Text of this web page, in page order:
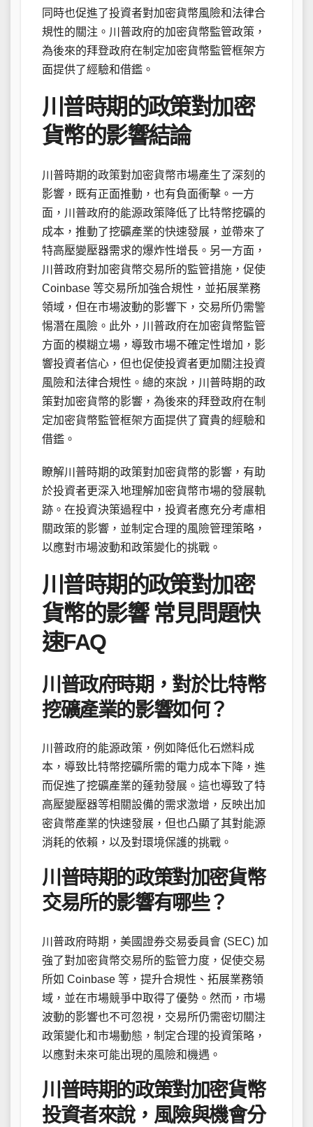
同時也促進了投資者對加密貨幣風險和法律合
規性的關注。川普政府的加密貨幣監管政策，
為後來的拜登政府在制定加密貨幣監管框架方
面提供了經驗和借鑑。
川普時期的政策對加密
貨幣的影響結論
川普時期的政策對加密貨幣市場產生了深刻的
影響，既有正面推動，也有負面衝擊。一方
面，川普政府的能源政策降低了比特幣挖礦的
成本，推動了挖礦產業的快速發展，並帶來了
特高壓變壓器需求的爆炸性增長。另一方面，
川普政府對加密貨幣交易所的監管措施，促使
Coinbase 等交易所加強合規性，並拓展業務
領域，但在市場波動的影響下，交易所仍需警
惕潛在風險。此外，川普政府在加密貨幣監管
方面的模糊立場，導致市場不確定性增加，影
響投資者信心，但也促使投資者更加關注投資
風險和法律合規性。總的來說，川普時期的政
策對加密貨幣的影響，為後來的拜登政府在制
定加密貨幣監管框架方面提供了寶貴的經驗和
借鑑。
瞭解川普時期的政策對加密貨幣的影響，有助
於投資者更深入地理解加密貨幣市場的發展軌
跡。在投資決策過程中，投資者應充分考慮相
關政策的影響，並制定合理的風險管理策略，
以應對市場波動和政策變化的挑戰。
川普時期的政策對加密
貨幣的影響 常見問題快
速FAQ
川普政府時期，對於比特幣
挖礦產業的影響如何？
川普政府的能源政策，例如降低化石燃料成
本，導致比特幣挖礦所需的電力成本下降，進
而促進了挖礦產業的蓬勃發展。這也導致了特
高壓變壓器等相關設備的需求激增，反映出加
密貨幣產業的快速發展，但也凸顯了其對能源
消耗的依賴，以及對環境保護的挑戰。
川普時期的政策對加密貨幣
交易所的影響有哪些？
川普政府時期，美國證券交易委員會 (SEC) 加
強了對加密貨幣交易所的監管力度，促使交易
所如 Coinbase 等，提升合規性、拓展業務領
域，並在市場競爭中取得了優勢。然而，市場
波動的影響也不可忽視，交易所仍需密切關注
政策變化和市場動態，制定合理的投資策略，
以應對未來可能出現的風險和機遇。
川普時期的政策對加密貨幣
投資者來說，風險與機會分